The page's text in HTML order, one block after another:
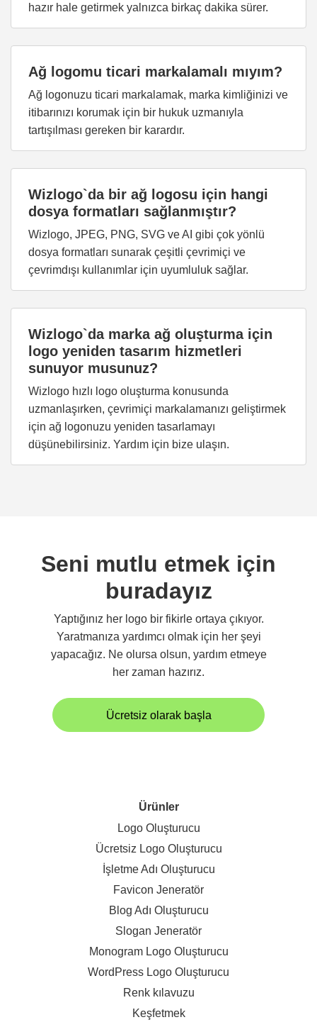
hazır hale getirmek yalnızca birkaç dakika sürer.
Ağ logomu ticari markalamalı mıyım?
Ağ logonuzu ticari markalamak, marka kimliğinizi ve
itibarınızı korumak için bir hukuk uzmanıyla
tartışılması gereken bir karardır.
Wizlogo`da bir ağ logosu için hangi
dosya formatları sağlanmıştır?
Wizlogo, JPEG, PNG, SVG ve AI gibi çok yönlü
dosya formatları sunarak çeşitli çevrimiçi ve
çevrimdışı kullanımlar için uyumluluk sağlar.
Wizlogo`da marka ağ oluşturma için
logo yeniden tasarım hizmetleri
sunuyor musunuz?
Wizlogo hızlı logo oluşturma konusunda
uzmanlaşırken, çevrimiçi markalamanızı geliştirmek
için ağ logonuzu yeniden tasarlamayı
düşünebilirsiniz. Yardım için bize ulaşın.
Seni mutlu etmek için
buradayız
Yaptığınız her logo bir fikirle ortaya çıkıyor.
Yaratmanıza yardımcı olmak için her şeyi
yapacağız. Ne olursa olsun, yardım etmeye
her zaman hazırız.
Ücretsiz olarak başla
Ürünler
Logo Oluşturucu
Ücretsiz Logo Oluşturucu
İşletme Adı Oluşturucu
Favicon Jeneratör
Blog Adı Oluşturucu
Slogan Jeneratör
Monogram Logo Oluşturucu
WordPress Logo Oluşturucu
Renk kılavuzu
Keşfetmek